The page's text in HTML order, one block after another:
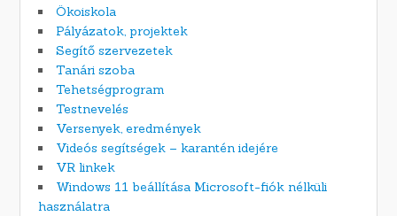
Ökoiskola
Pályázatok, projektek
Segítő szervezetek
Tanári szoba
Tehetségprogram
Testnevelés
Versenyek, eredmények
Videós segítségek – karantén idejére
VR linkek
Windows 11 beállítása Microsoft-fiók nélküli
használatra